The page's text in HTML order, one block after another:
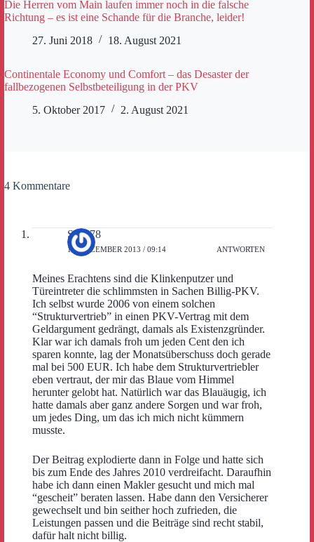
Die Herren vom Main laufen immer noch in die falsche
Richtung – es ist eine Schande für die Branche, leider!
27. Juni 2018
18. August 2021
Continentale Economy und Comfort – das Desaster der
fallbezogenen Selbstbeteiligung in der PKV
5. Oktober 2017
2. August 2021
4 Kommentare
Sepp78
17. DEZEMBER 2013 / 09:14 ANTWORTEN
Meines Erachtens sind die Klinkenputzer und
Türeintreter die schlimmsten in Sachen Billig-PKV.
Ich selbst wurde 2006 von einem solchen
“Strukturvertrieb” in einen PKV-Vertrag mit dem
Geldargument gedrängt, damals als Existenzgründer.
Klar war ich damals froh um jeden Cent den ich
sparen konnte, lag der Monatsüberschuss doch gerade
mal bei 500 EUR. Ich habe dem Strukturvertriebler
eben vertraut, der mir das Blaue vom Himmel
herunter gelobt hat. Natürlich war das Blauäugig, ich
hatte damals aber ganz andere Sorgen und war froh,
um jedes Ding, um das ich mich nicht kümmern
musste.
Der Beitrag explodierte dann in Folge und hatte sich
bis zum Ende des Jahres 2010 verdreifacht. Daraufhin
habe ich dann einen Makler gesucht und mich mal
“gescheit” beraten lassen. Habe dann den Versicherer
gewechselt und bin seither hoch zufrieden, die
Leistungen passen und die Beiträge sind recht stabil,
dafür halt nicht billig.